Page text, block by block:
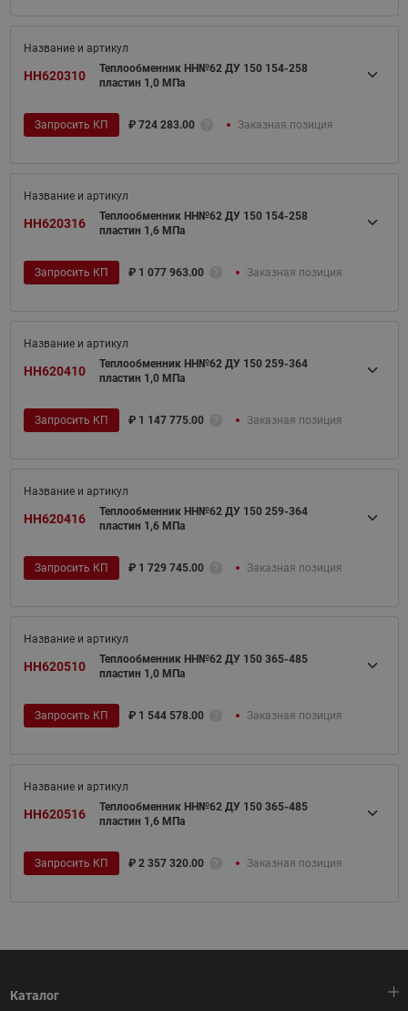
HH620310
Теплообменник НН№62 ДУ 150 154-258
пластин 1,0 МПа
Запросить КП ₽ 724 283.00 Заказная позиция
HH620316
Теплообменник НН№62 ДУ 150 154-258
пластин 1,6 МПа
Запросить КП ₽ 1 077 963.00 Заказная позиция
HH620410
Теплообменник НН№62 ДУ 150 259-364
пластин 1,0 МПа
Запросить КП ₽ 1 147 775.00 Заказная позиция
HH620416
Теплообменник НН№62 ДУ 150 259-364
пластин 1,6 МПа
Запросить КП ₽ 1 729 745.00 Заказная позиция
HH620510
Теплообменник НН№62 ДУ 150 365-485
пластин 1,0 МПа
Запросить КП ₽ 1 544 578.00 Заказная позиция
HH620516
Теплообменник НН№62 ДУ 150 365-485
пластин 1,6 МПа
Запросить КП ₽ 2 357 320.00 Заказная позиция
Каталог